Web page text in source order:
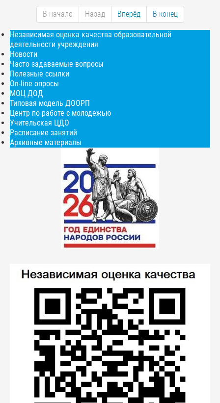
В начало Назад Вперёд В конец
Независимая оценка качества образовательной
деятельности учреждения
Новости
Часто задаваемые вопросы
Полезные ссылки
On-line опросы
МОЦ ДОД
Типовая модель ДООРП
Центр по работе с молодежью
Учительская ЦДО
Расписание занятий
Архивные материалы